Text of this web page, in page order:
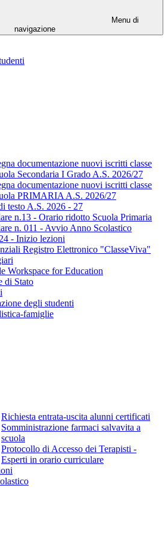
Menu di
navigazione
documentazione nuovi iscritti classe
Secondaria I Grado A.S. 2026/27
documentazione nuovi iscritti classe
PRIMARIA A.S. 2026/27
testo A.S. 2026 - 27
n.13 - Orario ridotto Scuola Primaria
n. 011 - Avvio Anno Scolastico
- Inizio lezioni
Registro Elettronico "ClasseViva"
Workspace for Education
di Stato
degli studenti
famiglie
Richiesta entrata-uscita alunni certificati
Somministrazione farmaci salvavita a
scuola
Protocollo di Accesso dei Terapisti -
Esperti in orario curriculare